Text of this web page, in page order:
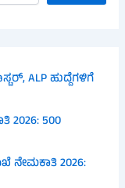
ALP ಹುದ್ದೆಗಳಿಗೆ
500
ನೇಮಕಾತಿ 2026: